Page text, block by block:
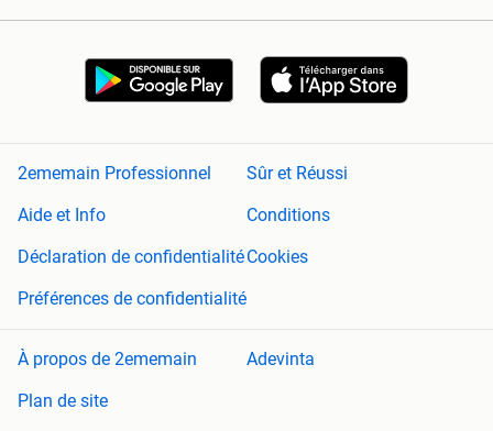
2ememain Professionnel
Sûr et Réussi
Aide et Info
Conditions
Déclaration de confidentialitéCookies
Préférences de confidentialité
À propos de 2ememain
Adevinta
Plan de site